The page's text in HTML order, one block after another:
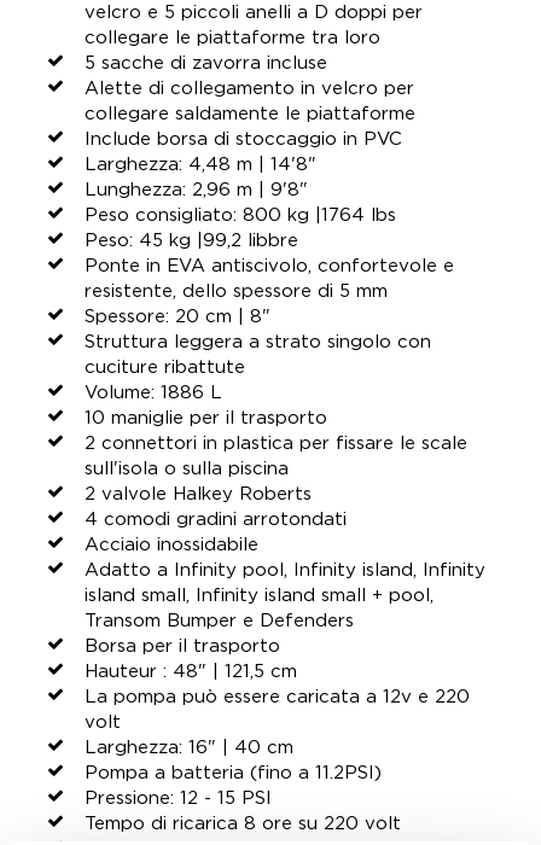
velcro e 5 piccoli anelli a D doppi per
collegare le piattaforme tra loro
5 sacche di zavorra incluse
Alette di collegamento in velcro per
collegare saldamente le piattaforme
Include borsa di stoccaggio in PVC
Larghezza: 4,48 m | 14'8"
Lunghezza: 2,96 m | 9'8"
Peso consigliato: 800 kg |1764 lbs
Peso: 45 kg |99,2 libbre
Ponte in EVA antiscivolo, confortevole e
resistente, dello spessore di 5 mm
Spessore: 20 cm | 8"
Struttura leggera a strato singolo con
cuciture ribattute
Volume: 1886 L
10 maniglie per il trasporto
2 connettori in plastica per fissare le scale
sull'isola o sulla piscina
2 valvole Halkey Roberts
4 comodi gradini arrotondati
Acciaio inossidabile
Adatto a Infinity pool, Infinity island, Infinity
island small, Infinity island small + pool,
Transom Bumper e Defenders
Borsa per il trasporto
Hauteur : 48" | 121,5 cm
La pompa può essere caricata a 12v e 220
volt
Larghezza: 16" | 40 cm
Pompa a batteria (fino a 11.2PSI)
Pressione: 12 - 15 PSI
Tempo di ricarica 8 ore su 220 volt